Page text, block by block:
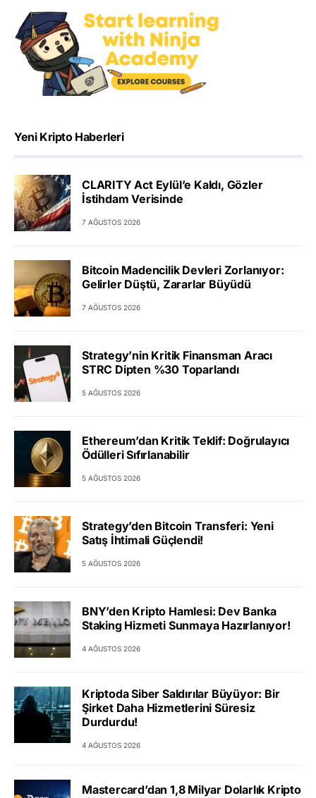
Yeni Kripto Haberleri
CLARITY Act Eylül’e Kaldı, Gözler
İstihdam Verisinde
7 AĞUSTOS 2026
Bitcoin Madencilik Devleri Zorlanıyor:
Gelirler Düştü, Zararlar Büyüdü
7 AĞUSTOS 2026
Strategy’nin Kritik Finansman Aracı
STRC Dipten %30 Toparlandı
5 AĞUSTOS 2026
Ethereum’dan Kritik Teklif: Doğrulayıcı
Ödülleri Sıfırlanabilir
5 AĞUSTOS 2026
Strategy’den Bitcoin Transferi: Yeni
Satış İhtimali Güçlendi!
5 AĞUSTOS 2026
BNY’den Kripto Hamlesi: Dev Banka
Staking Hizmeti Sunmaya Hazırlanıyor!
4 AĞUSTOS 2026
Kriptoda Siber Saldırılar Büyüyor: Bir
Şirket Daha Hizmetlerini Süresiz
Durdurdu!
4 AĞUSTOS 2026
Mastercard’dan 1,8 Milyar Dolarlık Kripto